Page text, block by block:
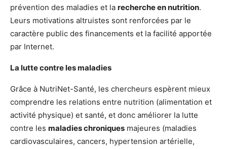
prévention des maladies et la recherche en nutrition.
Leurs motivations altruistes sont renforcées par le
caractère public des financements et la facilité apportée
par Internet.
La lutte contre les maladies
Grâce à NutriNet-Santé, les chercheurs espèrent mieux
comprendre les relations entre nutrition (alimentation et
activité physique) et santé, et donc améliorer la lutte
contre les maladies chroniques majeures (maladies
cardiovasculaires, cancers, hypertension artérielle,